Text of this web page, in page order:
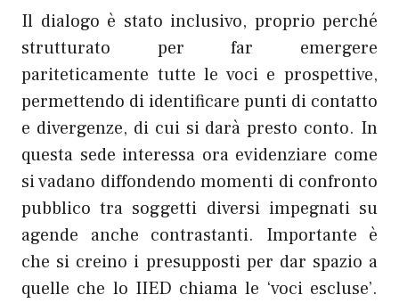
Il dialogo è stato inclusivo, proprio perché
strutturato per far emergere
pariteticamente tutte le voci e prospettive,
permettendo di identificare punti di contatto
e divergenze, di cui si darà presto conto. In
questa sede interessa ora evidenziare come
si vadano diffondendo momenti di confronto
pubblico tra soggetti diversi impegnati su
agende anche contrastanti. Importante è
che si creino i presupposti per dar spazio a
quelle che lo IIED chiama le ‘voci escluse’.